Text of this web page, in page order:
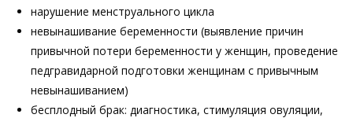
нарушение менструального цикла
невынашивание беременности (выявление причин
привычной потери беременности у женщин, проведение
педгравидарной подготовки женщинам с привычным
невынашиванием)
бесплодный брак: диагностика, стимуляция овуляции,